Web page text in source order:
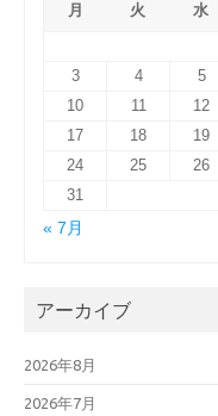
月
火 水
3
4 5
10
11 12
17
18 19
24
25 26
31
« 7月
アーカイブ
2026年8月
2026年7月